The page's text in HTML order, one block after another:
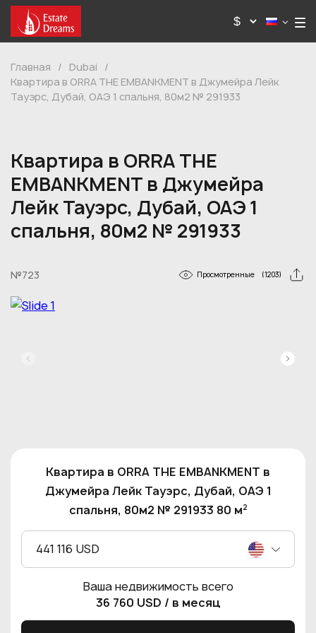
Главная / Dubai
/
Квартира в ORRA THE EMBANKMENT в Джумейра Лейк
Тауэрс, Дубай, ОАЭ 1 спальня, 80м2 № 291933
Квартира в ORRA THE
EMBANKMENT в Джумейра
Лейк Тауэрс, Дубай, ОАЭ 1
спальня, 80м2 № 291933
№723 Просмотренные (1203)
Квартира в ORRA THE EMBANKMENT в
Джумейра Лейк Тауэрс, Дубай, ОАЭ 1
спальня, 80м2 № 291933 80 м2
441 116 USD
Ваша недвижимость всего
36 760 USD / в месяц